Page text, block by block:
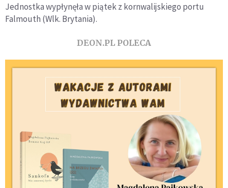
Jednostka wypłynęła w piątek z kornwalijskiego portu
Falmouth (Wlk. Brytania).
DEON.PL POLECA